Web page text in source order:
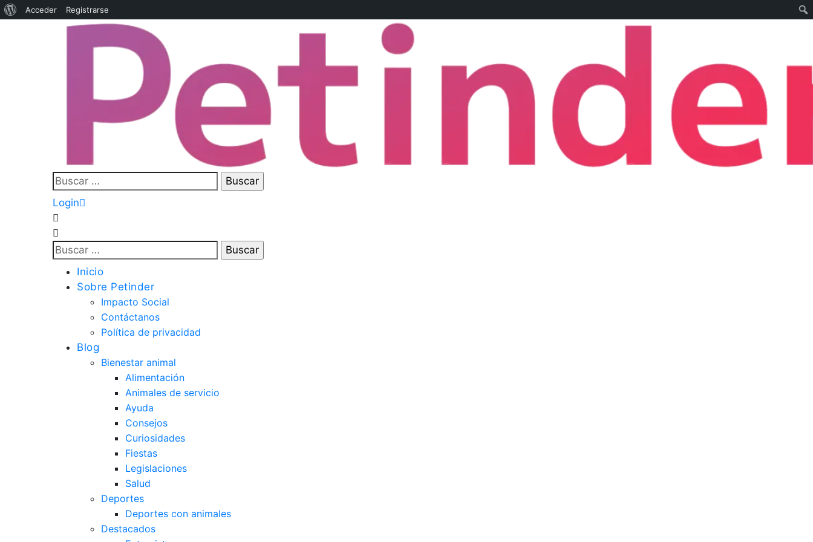
Acceder Registrarse
Login
Inicio
Sobre Petinder
Impacto Social
Contáctanos
Política de privacidad
Blog
Bienestar animal
Alimentación
Animales de servicio
Ayuda
Consejos
Curiosidades
Fiestas
Legislaciones
Salud
Deportes
Deportes con animales
Destacados